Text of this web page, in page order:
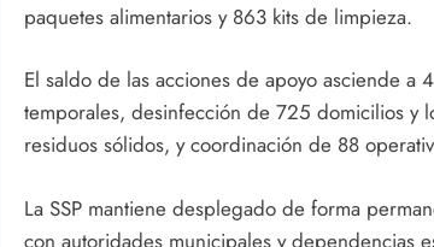
paquetes alimentarios y 863 kits de limpieza.
El saldo de las acciones de apoyo asciende a
temporales, desinfección de 725 domicilios y
residuos sólidos, y coordinación de 88
La SSP mantiene desplegado de forma
con autoridades municipales y dependencias